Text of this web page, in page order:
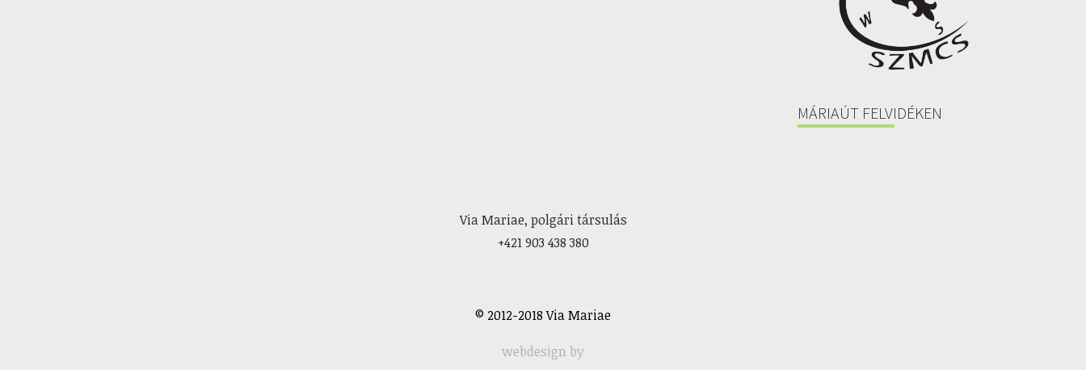
MÁRIAÚT FELVIDÉKEN
Via Mariae, polgári társulás
+421 903 438 380
© 2012-2018 Via Mariae
webdesign by